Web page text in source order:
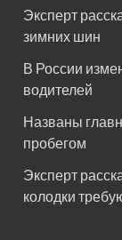
Эксперт
зимних шин
В России
водителей
Названы
пробегом
Эксперт
колодки